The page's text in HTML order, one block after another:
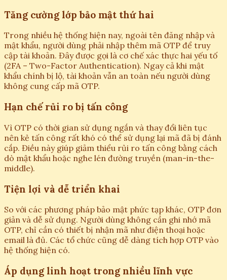
Tăng cường lớp bảo mật thứ hai
Trong nhiều hệ thống hiện nay, ngoài tên đăng nhập và
mật khẩu, người dùng phải nhập thêm mã OTP để truy
cập tài khoản. Đây được gọi là cơ chế xác thực hai yếu tố
(2FA – Two-Factor Authentication). Ngay cả khi mật
khẩu chính bị lộ, tài khoản vẫn an toàn nếu người dùng
không cung cấp mã OTP.
Hạn chế rủi ro bị tấn công
Vì OTP có thời gian sử dụng ngắn và thay đổi liên tục
nên kẻ tấn công rất khó có thể sử dụng lại mã đã bị đánh
cắp. Điều này giúp giảm thiểu rủi ro tấn công bằng cách
dò mật khẩu hoặc nghe lén đường truyền (man-in-the-
middle).
Tiện lợi và dễ triển khai
So với các phương pháp bảo mật phức tạp khác, OTP đơn
giản và dễ sử dụng. Người dùng không cần ghi nhớ mã
OTP, chỉ cần có thiết bị nhận mã như điện thoại hoặc
email là đủ. Các tổ chức cũng dễ dàng tích hợp OTP vào
hệ thống hiện có.
Áp dụng linh hoạt trong nhiều lĩnh vực